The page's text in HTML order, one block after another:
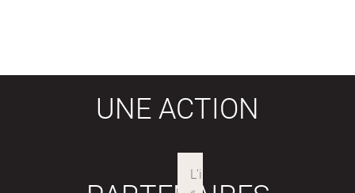
UNE ACTION